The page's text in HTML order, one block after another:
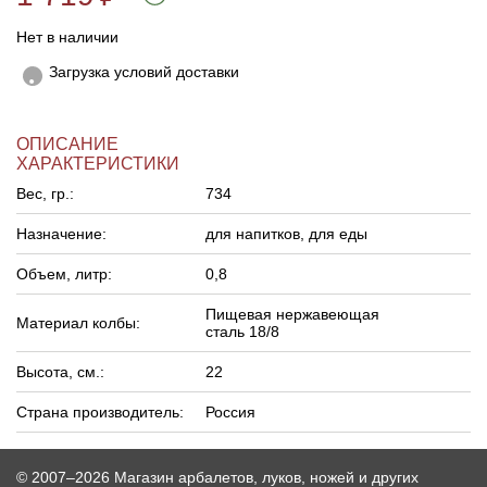
Нет в наличии
Загрузка условий доставки
ОПИСАНИЕ
ХАРАКТЕРИСТИКИ
Вес, гр.: 734
Назначение: для напитков, для еды
Объем, литр: 0,8
Материал колбы:
Пищевая нержавеющая
сталь 18/8
Высота, см.: 22
Страна производитель: Россия
© 2007–2026 Магазин арбалетов, луков, ножей и других